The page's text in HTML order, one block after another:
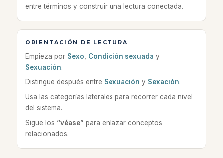
entre términos y construir una lectura conectada.
ORIENTACIÓN DE LECTURA
Empieza por Sexo Condición sexuada y
Sexuación.
Distingue después entre Sexuación y Sexación.
Usa las categorías laterales para recorrer cada nivel
del sistema.
Sigue los “véase” para enlazar conceptos
relacionados.